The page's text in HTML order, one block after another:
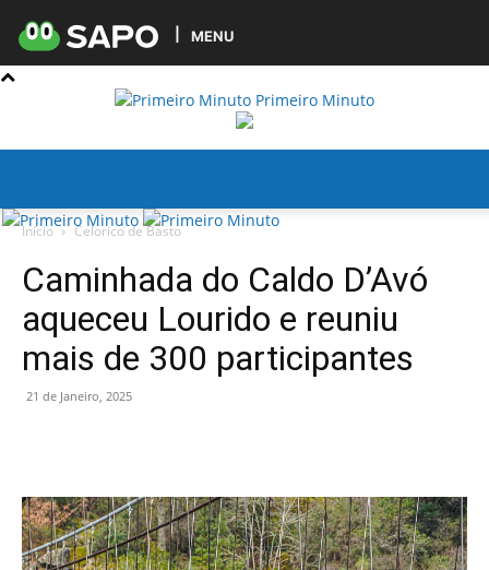
MENU
Primeiro Minuto
Início Celorico de Basto
Caminhada do Caldo D’Avó
aqueceu Lourido e reuniu
mais de 300 participantes
21 de Janeiro, 2025